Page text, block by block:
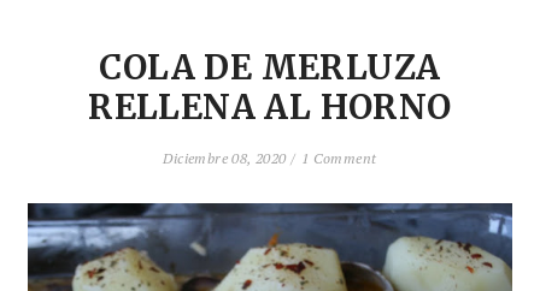
COLA DE MERLUZA
RELLENA AL HORNO
Diciembre 08, 2020 / 1 Comment